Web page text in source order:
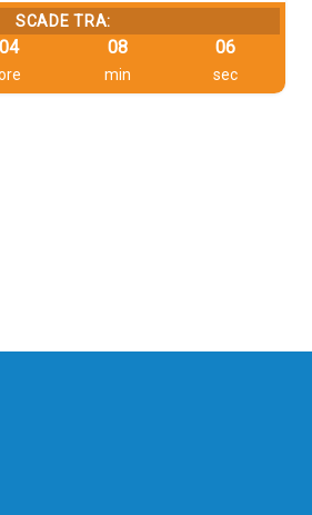
SCADE TRA:
04 08
min
06
sec